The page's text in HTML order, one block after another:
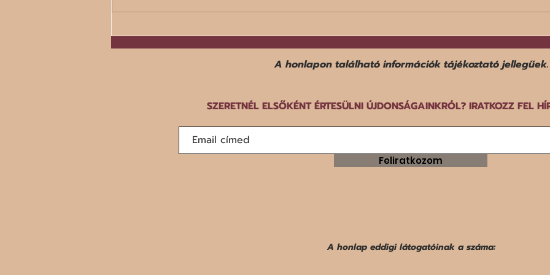
norvég-svéd közös rendezésű
A honlapon található információk tájékoztató jellegűek.
SZERETNÉL ELSŐKÉNT ÉRTESÜLNI ÚJDONSÁGAINKRÓL? IRATKOZZ FEL
Feliratkozom
A honlap eddigi látogatóinak a száma: